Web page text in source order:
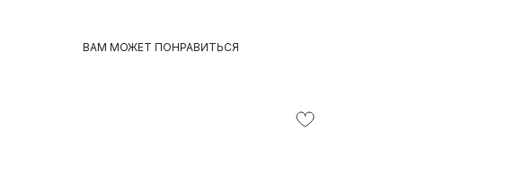
ВАМ МОЖЕТ ПОНРАВИТЬСЯ